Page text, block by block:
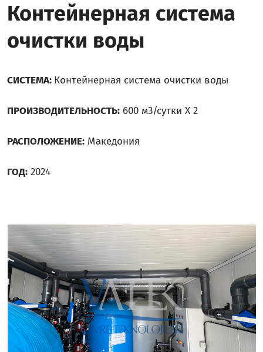
Контейнерная система
очистки воды
СИСТЕМА: Контейнерная система очистки воды
ПРОИЗВОДИТЕЛЬНОСТЬ: 600 м3/сутки X 2
РАСПОЛОЖЕНИЕ: Македония
ГОД: 2024